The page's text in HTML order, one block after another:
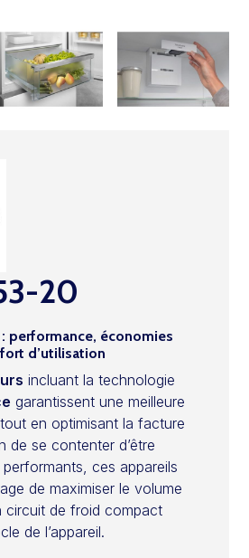
20
performance, économies
d’utilisation
incluant la technologie
garantissent une meilleure
en optimisant la facture
de se contenter d’être
ces appareils
de maximiser le volume
circuit de froid compact
de l’appareil.